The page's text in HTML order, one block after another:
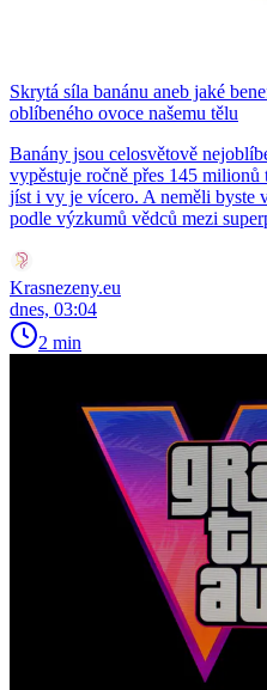
Skrytá síla banánu aneb jaké
oblíbeného ovoce našemu tělu
Banány jsou celosvětově
vypěstuje ročně přes 145
jíst i vy je vícero. A neměli byste
podle výzkumů vědců mezi
Krasnezeny.eu
dnes, 03:04
2 min